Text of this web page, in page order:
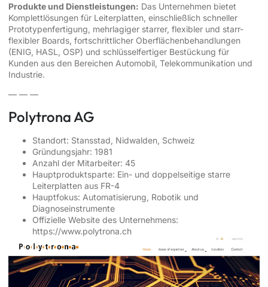
Produkte und Dienstleistungen: Das Unternehmen bietet
Komplettlösungen für Leiterplatten, einschließlich schneller
Prototypenfertigung, mehrlagiger starrer, flexibler und starr-
flexibler Boards, fortschrittlicher Oberflächenbehandlungen
(ENIG, HASL, OSP) und schlüsselfertiger Bestückung für
Kunden aus den Bereichen Automobil, Telekommunikation und
Industrie.
— — —
Polytrona AG
Standort: Stansstad, Nidwalden, Schweiz
Gründungsjahr: 1981
Anzahl der Mitarbeiter: 45
Hauptproduktsparte: Ein- und doppelseitige starre
Leiterplatten aus FR-4
Hauptfokus: Automatisierung, Robotik und
Diagnoseinstrumente
Offizielle Website des Unternehmens:
https://www.polytrona.ch